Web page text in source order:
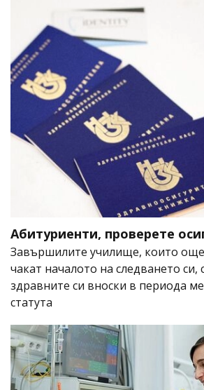
Абитуриенти, проверете
Завършилите училище, които още
чакат началото на следването
здравните си вноски в периода
статута